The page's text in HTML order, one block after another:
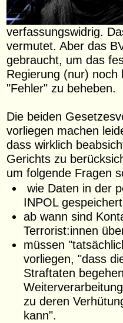
verfassungswidrig.
vermutet. Aber das
gebraucht, um das
Regierung (nur) noch
"Fehler" zu beheben.
Die beiden
vorliegen machen
dass wirklich
Gerichts zu
um folgende Fragen
wie Daten in der
INPOL
ab wann sind
Terrorist:innen
müssen
vorliegen, "dass
Straftaten
zu deren
kann".